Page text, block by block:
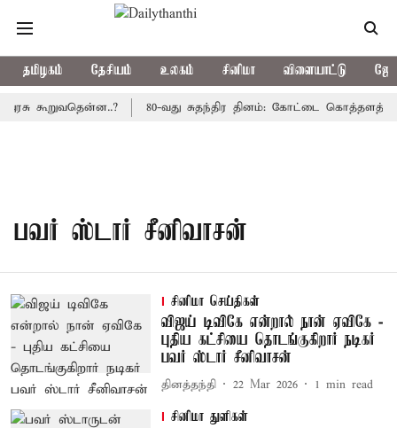
தமிழகம் தேசியம் உலகம் சினிமா விளையாட்டு
கூறுவதென்ன..? 80-வது சுதந்திர தினம்: கோட்டை
பவர் ஸ்டார் சீனிவாசன்
சினிமா செய்திகள்
விஜய் டிவிகே என்றால் நான் ஏவிகே -
புதிய கட்சியை தொடங்குகிறார் நடிகர்
பவர் ஸ்டார் சீனிவாசன்
தினத்தந்தி 22 Mar 2026 1 min read
சினிமா துளிகள்